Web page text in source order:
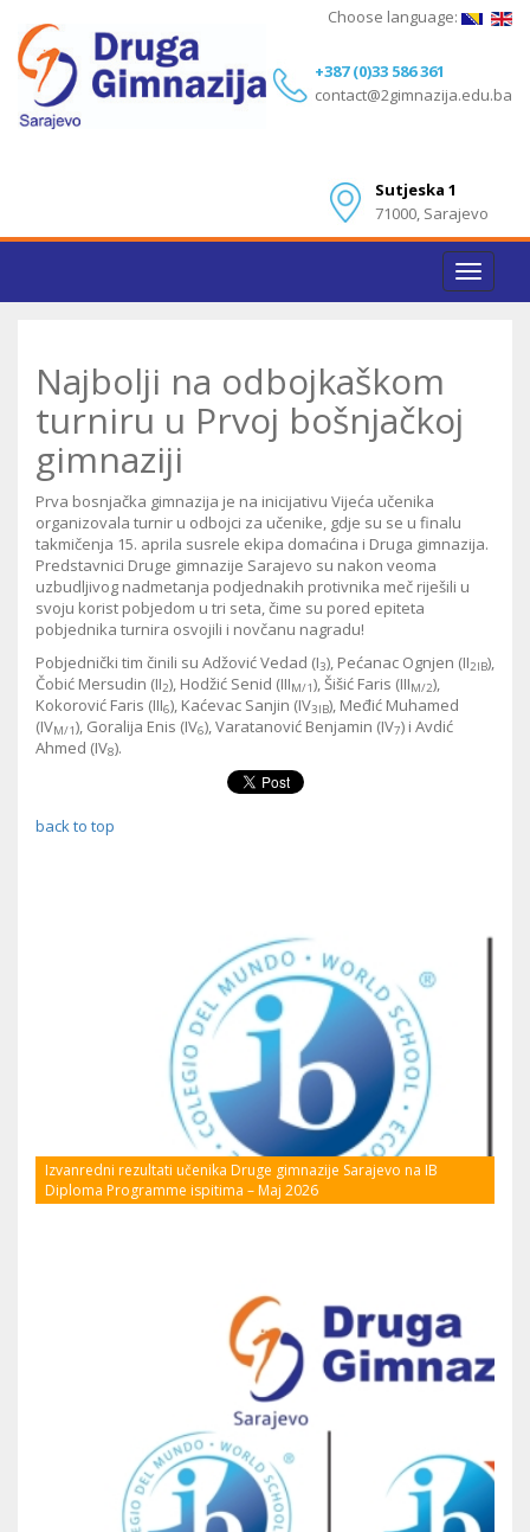
+387 (0)33 586 361
contact@2gimnazija.edu.ba
Sutjeska 1
71000, Sarajevo
Choose language:
Toggle
Najbolji na odbojkaškom
turniru u Prvoj bošnjačkoj
gimnaziji
Prva bosnjačka gimnazija je na inicijativu Vijeća učenika
organizovala turnir u odbojci za učenike, gdje su se u finalu
takmičenja 15. aprila susrele ekipa domaćina i Druga gimnazija.
Predstavnici Druge gimnazije Sarajevo su nakon veoma
uzbudljivog nadmetanja podjednakih protivnika meč riješili u
svoju korist pobjedom u tri seta, čime su pored epiteta
pobjednika turnira osvojili i novčanu nagradu!
Pobjednički tim činili su Adžović Vedad (I3), Pećanac Ognjen (II2IB),
Čobić Mersudin (II2), Hodžić Senid (IIIM/1), Šišić Faris (IIIM/2),
Kokorović Faris (III6), Kaćevac Sanjin (IV3IB), Međić Muhamed
(IVM/1), Goralija Enis (IV6), Varatanović Benjamin (IV7) i Avdić
Ahmed (IV8).
back to top
Izvanredni rezultati učenika Druge gimnazije Sarajevo na IB
Diploma Programme ispitima – Maj 2026